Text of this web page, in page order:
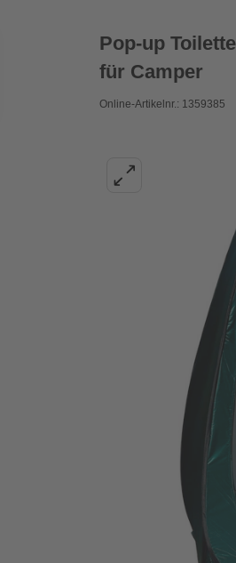
Pop-up
für Camper
Online-Artikelnr.: 1359385